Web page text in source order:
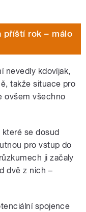
příští rok – málo
nevedly kdovíjak,
takže situace pro
ovšem všechno
se dosud
pro vstup do
ji začaly
dvě z nich –
spojence